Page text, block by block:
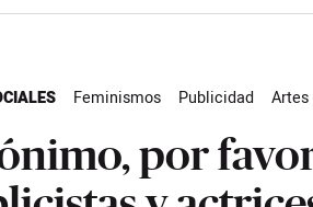
Feminismos Publicidad
por